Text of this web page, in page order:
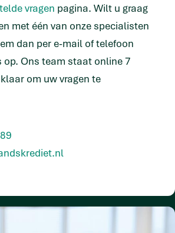
vragen pagina. Wilt u graag
met één van onze specialisten
dan per e-mail of telefoon
Ons team staat online 7
om uw vragen te